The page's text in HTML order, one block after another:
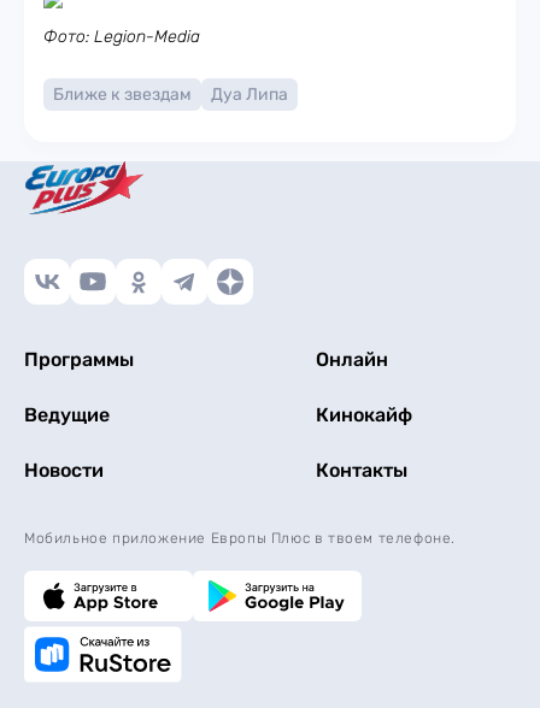
Фото: Legion-Media
Ближе к звездам Дуа Липа
Программы Онлайн
Ведущие Кинокайф
Новости Контакты
Мобильное приложение Европы Плюс в твоем телефоне.